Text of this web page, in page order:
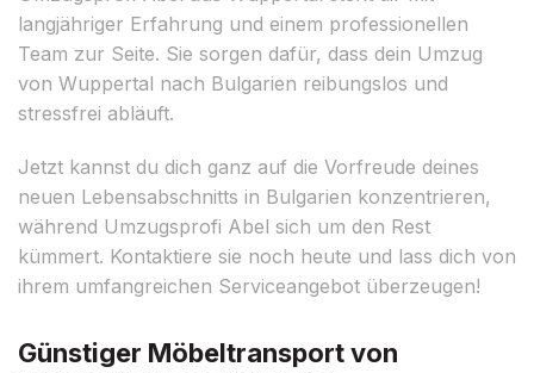
langjähriger Erfahrung und einem professionellen
Team zur Seite. Sie sorgen dafür, dass dein Umzug
von Wuppertal nach Bulgarien reibungslos und
stressfrei abläuft.
Jetzt kannst du dich ganz auf die Vorfreude deines
neuen Lebensabschnitts in Bulgarien konzentrieren,
während Umzugsprofi Abel sich um den Rest
kümmert. Kontaktiere sie noch heute und lass dich von
ihrem umfangreichen Serviceangebot überzeugen!
Günstiger Möbeltransport von